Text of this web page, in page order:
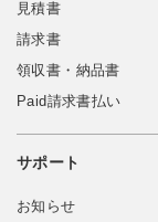
見積書
請求書
領収書・納品書
Paid請求書払い
サポート
お知らせ